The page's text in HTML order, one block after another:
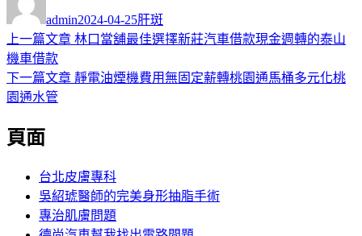
者
admin佈
日
2024-04-25類
肝斑
文
章
導
覽
上一篇文章 上
篇
林口當舖最佳選擇新莊汽車借款現金週轉的泰山
機車借款
下一篇文章 下
靜電油煙機費用無固定薪轉桃園通馬桶多元化桃
園通水管
頁面
台北皮膚專科
吳紹琥醫師的完美身形抽脂手術
專治肌膚問題